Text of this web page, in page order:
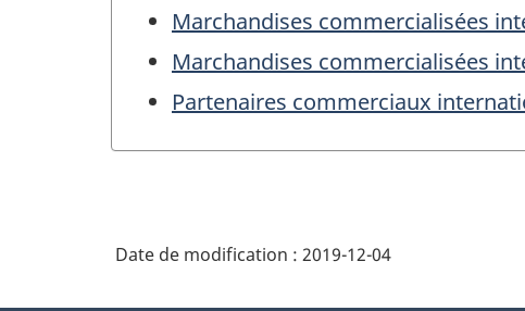
Marchandises commercialisées
Marchandises commercialisées
Partenaires commerciaux
Date de modification : 2019-12-04